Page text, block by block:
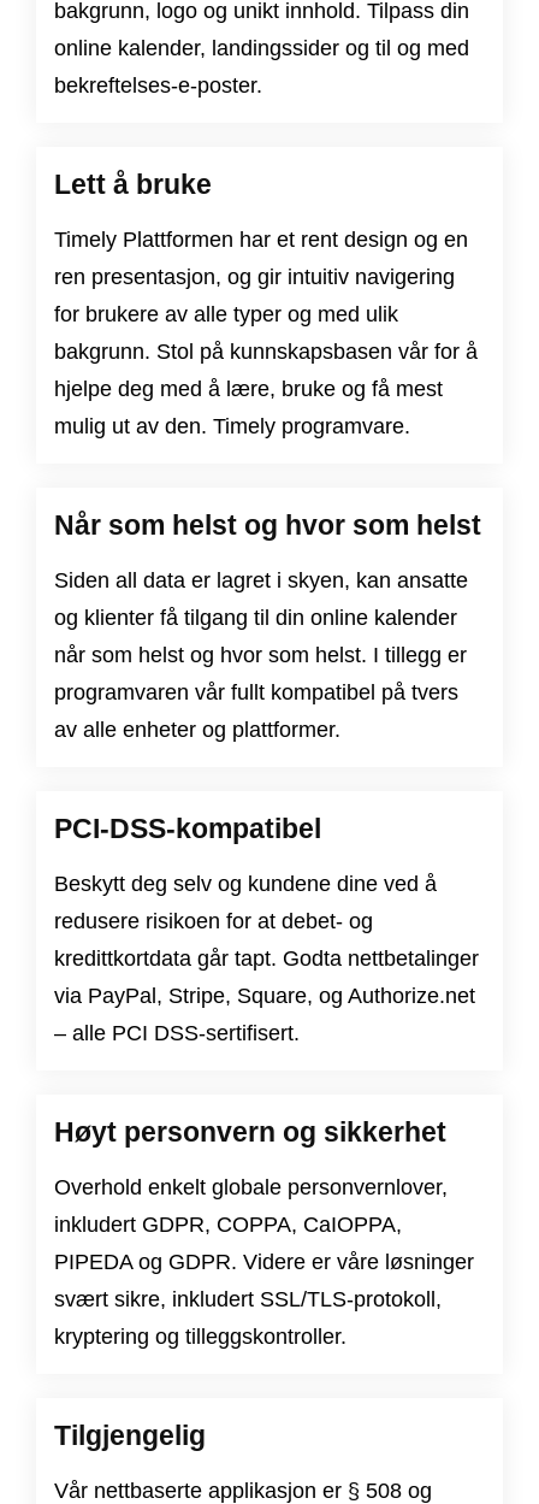
bakgrunn, logo og unikt innhold. Tilpass din
online kalender, landingssider og til og med
bekreftelses-e-poster.
Lett å bruke
Timely Plattformen har et rent design og en
ren presentasjon, og gir intuitiv navigering
for brukere av alle typer og med ulik
bakgrunn. Stol på kunnskapsbasen vår for å
hjelpe deg med å lære, bruke og få mest
mulig ut av den. Timely programvare.
Når som helst og hvor som helst
Siden all data er lagret i skyen, kan ansatte
og klienter få tilgang til din online kalender
når som helst og hvor som helst. I tillegg er
programvaren vår fullt kompatibel på tvers
av alle enheter og plattformer.
PCI-DSS-kompatibel
Beskytt deg selv og kundene dine ved å
redusere risikoen for at debet- og
kredittkortdata går tapt. Godta nettbetalinger
via PayPal, Stripe, Square, og Authorize.net
– alle PCI DSS-sertifisert.
Høyt personvern og sikkerhet
Overhold enkelt globale personvernlover,
inkludert GDPR, COPPA, CaIOPPA,
PIPEDAog GDPR. Videre er våre løsninger
svært sikre, inkludert SSL/TLS-protokoll,
kryptering og tilleggskontroller.
Tilgjengelig
Vår nettbaserte applikasjon er § 508 og